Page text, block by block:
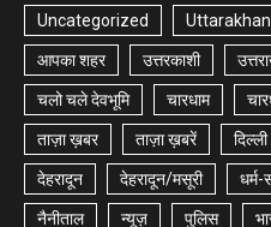
Uncategorized
आपका शहर उत्तरकाशी
चलो चले देवभूमि चारधाम
ताज़ा ख़बर ताज़ा ख़बरें दिल्ली
देहरादून देहरादून/मसूरी
नैनीताल न्यूज़ पुलिस